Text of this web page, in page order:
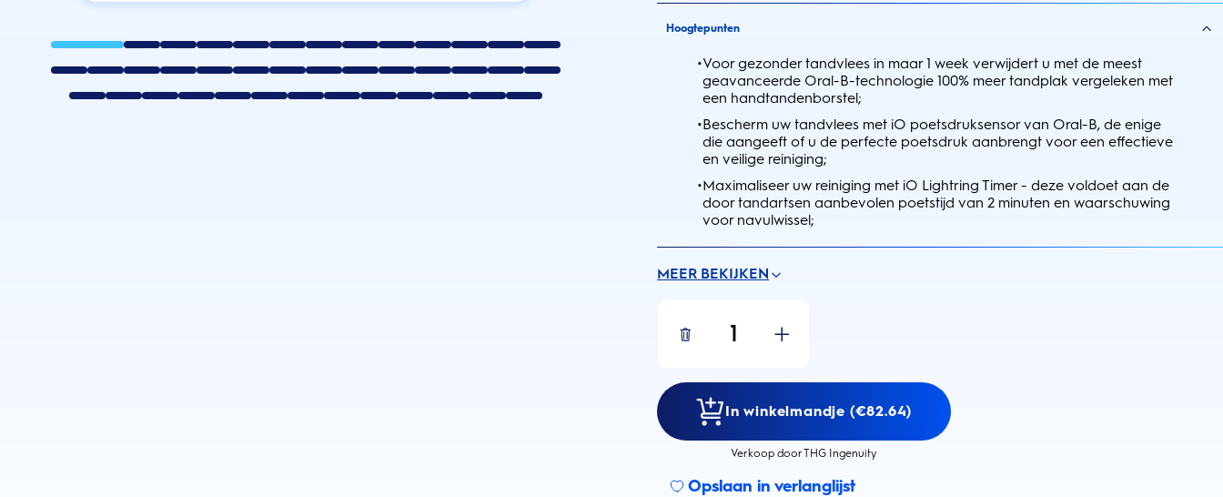
Hoogtepunten
•Voor gezonder tandvlees in maar 1 week verwijdert u met de meest
geavanceerde Oral-B-technologie 100% meer tandplak vergeleken met
een handtandenborstel;
•Bescherm uw tandvlees met iO poetsdruksensor van Oral-B, de enige
die aangeeft of u de perfecte poetsdruk aanbrengt voor een effectieve
en veilige reiniging;
•Maximaliseer uw reiniging met iO Lightring Timer - deze voldoet aan de
door tandartsen aanbevolen poetstijd van 2 minuten en waarschuwing
voor navulwissel;
MEER BEKIJKEN
1
In winkelmandje (€82.64)
Verkoop door THG Ingenuity
Opslaan in verlanglijst